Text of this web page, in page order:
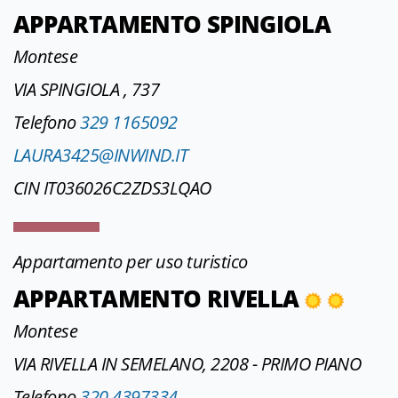
APPARTAMENTO SPINGIOLA
Montese
VIA SPINGIOLA , 737
Telefono329 1165092
LAURA3425@INWIND.IT
CIN IT036026C2ZDS3LQAO
Appartamento per uso turistico
APPARTAMENTO RIVELLA
Montese
VIA RIVELLA IN SEMELANO, 2208 - PRIMO PIANO